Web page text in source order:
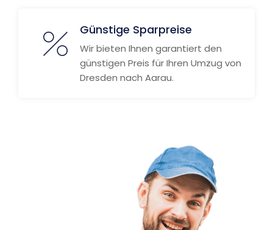
Günstige Sparpreise
Wir bieten Ihnen garantiert den
günstigen Preis für Ihren Umzug von
Dresden nach Aarau.